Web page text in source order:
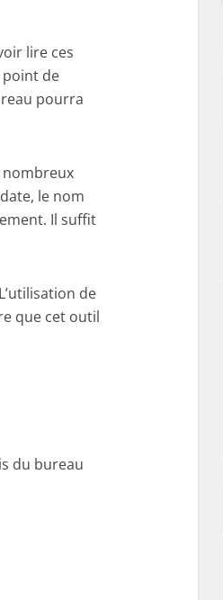
lire ces
point de
pourra
nombreux
le nom
Il suffit
de
que cet outil